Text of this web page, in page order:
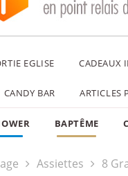
EGLISE CADEAUX
CANDY BAR ARTICLES
BAPTÊME
Assiettes 8